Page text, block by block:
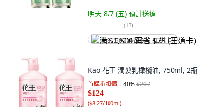
明天 8/7 (五) 預計送達
(17)
满 $1,500 再省 $75 (王道卡)
Kao 花王 潤髮乳橄欖油, 750ml, 2瓶
首購折扣價 40%$207
$124
($8.27/100ml)